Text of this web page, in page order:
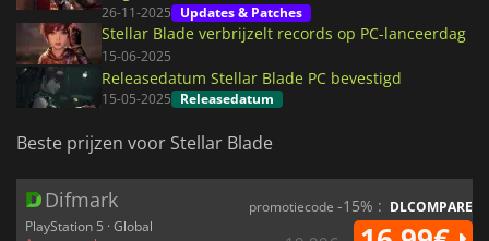
26-11-2025 Updates & Patches
Stellar Blade verbrijzelt records op PC-lanceerdag
15-06-2025
Releasedatum Stellar Blade PC bevestigd
15-05-2025 Releasedatum
Beste prijzen voor Stellar Blade
Difmark
PlayStation 5 · Global
promotiecode -15% : DLCOMPARE